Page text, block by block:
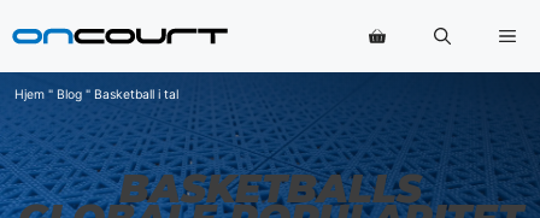
til
Hjem " Blog " Basketball i tal
BASKETBALLS